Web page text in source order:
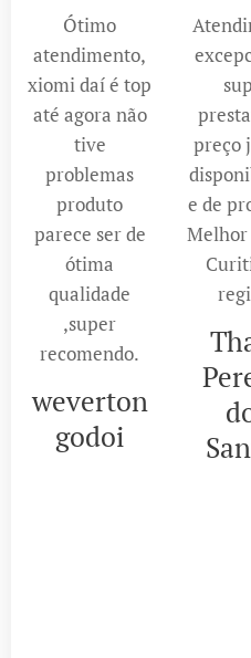
Ótimo
atendimento,
xiomi daí é top
até agora não
tive
problemas
produto
parece ser de
ótima
qualidade
,super
recomendo.
weverton
godoi
preço
e de
Melhor